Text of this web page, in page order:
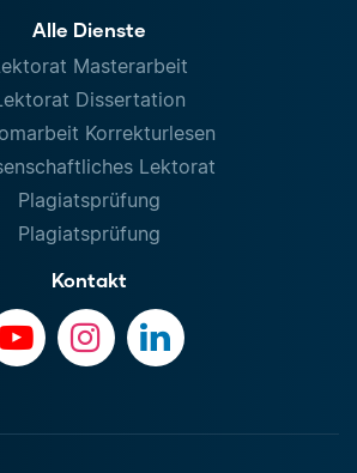
Alle Dienste
Masterarbeit
Dissertation
Korrekturlesen
Lektorat
Plagiatsprüfung
Plagiatsprüfung
Kontakt